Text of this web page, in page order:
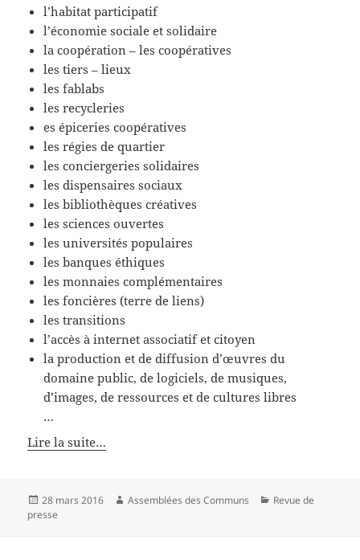
l’habitat participatif
l’économie sociale et solidaire
la coopération – les coopératives
les tiers – lieux
les fablabs
les recycleries
es épiceries coopératives
les régies de quartier
les conciergeries solidaires
les dispensaires sociaux
les bibliothèques créatives
les sciences ouvertes
les universités populaires
les banques éthiques
les monnaies complémentaires
les foncières (terre de liens)
les transitions
l’accès à internet associatif et citoyen
la production et de diffusion d’œuvres du
domaine public, de logiciels, de musiques,
d’images, de ressources et de cultures libres
…
Lire la suite…
Publié
le
28 mars 2016 Auteur
Assemblées des Communs Catégories
Revue de
presse